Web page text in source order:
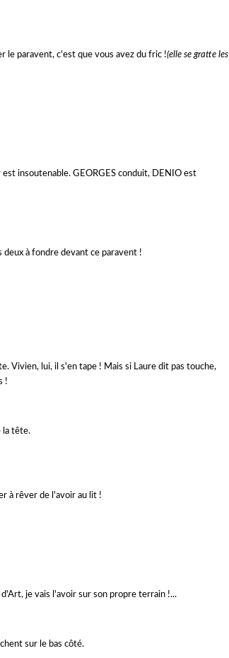
le paravent, c'est que vous avez du fric !(elle se gratte les
insoutenable. GEORGES conduit, DENIO est
deux à fondre devant ce paravent !
Vivien, lui, il s'en tape ! Mais si Laure dit pas touche,
!
la tête.
à rêver de l'avoir au lit !
je vais l'avoir sur son propre terrain !...
sur le bas côté.